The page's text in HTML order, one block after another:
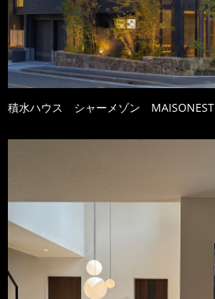
積水ハウス シャーメゾン MAISONEST